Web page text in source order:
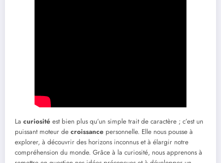
La curiosité est bien plus qu’un simple trait de caractère ; c’est un
puissant moteur de croissance personnelle. Elle nous pousse à
explorer, à découvrir des horizons inconnus et à élargir notre
compréhension du monde. Grâce à la curiosité, nous apprenons à